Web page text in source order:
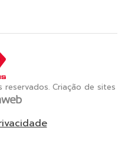
Criação de sites